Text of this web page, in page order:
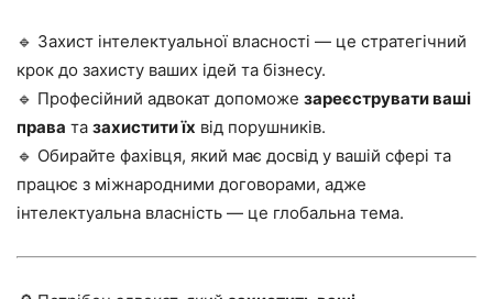
🔹 Захист інтелектуальної власності — це стратегічний
крок до захисту ваших ідей та бізнесу.
🔹 Професійний адвокат допоможе зареєструвати ваші
права та захистити їх від порушників.
🔹 Обирайте фахівця, який має досвід у вашій сфері та
працює з міжнародними договорами, адже
інтелектуальна власність — це глобальна тема.